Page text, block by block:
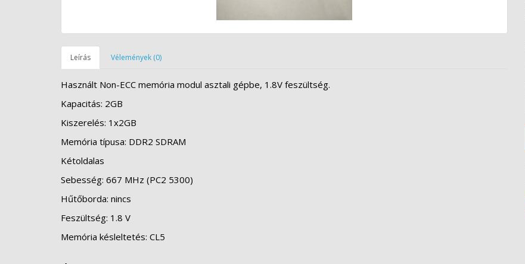
Leírás Vélemények (0)
Használt Non-ECC memória modul asztali gépbe, 1.8V feszültség.
Kapacitás: 2GB
Kiszerelés: 1x2GB
Memória típusa: DDR2 SDRAM
Kétoldalas
Sebesség: 667 MHz (PC2 5300)
Hűtőborda: nincs
Feszültség: 1.8 V
Memória késleltetés: CL5